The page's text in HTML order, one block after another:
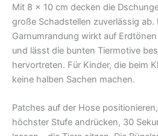
Mit 8 × 10 cm decken die
große Schadstellen zuverlässig ab.
Garnumrandung wirkt auf
und lässt die bunten Tiermotive
hervortreten. Für Kinder, die beim
keine halben Sachen machen.
Patches auf der Hose
höchster Stufe andrücken, 30